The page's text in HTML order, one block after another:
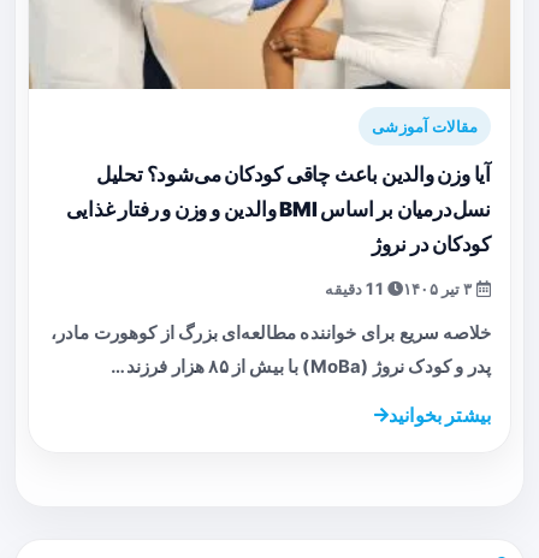
مقالات آموزشی
آیا وزن والدین باعث چاقی کودکان می‌شود؟ تحلیل
نسل‌درمیان بر اساس BMI والدین و وزن و رفتار غذایی
کودکان در نروژ
خلاصه سریع برای خواننده مطالعه‌ای بزرگ از کوهورت مادر،
پدر و کودک نروژ (MoBa) با بیش از ۸۵ هزار فرزند…
بیشتر بخوانید